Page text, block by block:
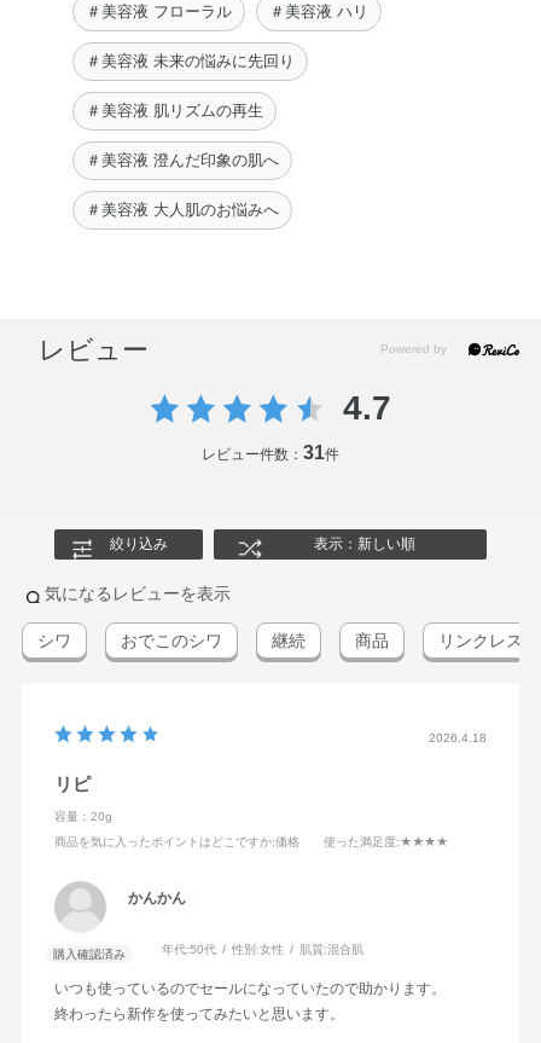
＃美容液 フローラル ＃美容液 ハリ
＃美容液 未来の悩みに先回り
＃美容液 肌リズムの再生
＃美容液 澄んだ印象の肌へ
＃美容液 大人肌のお悩みへ
レビュー
4.7
レビュー件数： 31件
絞り込み 表示：新しい順
気になるレビューを表示
シワ おでこのシワ 継続 商品 リンクレス
2026.4.18
リピ
容量：20g
商品を気に入ったポイントはどこですか:価格 使った満足度:★★★★
かんかん
購入確認済み 年代:50代 性別:女性 肌質:混合肌
いつも使っているのでセールになっていたので助かります。
終わったら新作を使ってみたいと思います。